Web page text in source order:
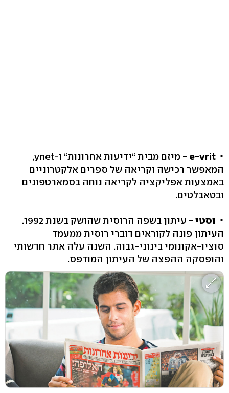
e-vrit -
מיזם מבית “ידיעות אחרונות“ ו-ynet,
המאפשר רכישה וקריאה של ספרים אלקטרוניים
באמצעות אפליקציה לקריאה נוחה בסמארטפונים
ובטאבלטים.
וסטי -
עיתון בשפה הרוסית שהושק בשנת 1992.
העיתון פונה לקוראים דוברי רוסית ממעמד
סוציו-אקונומי בינוני-גבוה. השנה עלה אתר חדשותי
והופסקה ההפצה של העיתון המודפס.